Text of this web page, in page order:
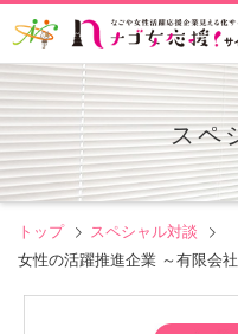
スペ
トップ
スペシャル対談
女性の活躍推進企業 ～有限会